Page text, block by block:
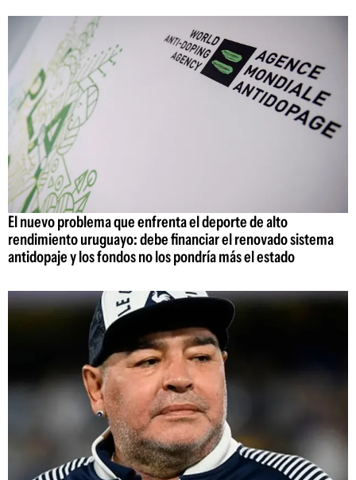
El nuevo problema que enfrenta el deporte de alto
rendimiento uruguayo: debe financiar el renovado sistema
antidopaje y los fondos no los pondría más el estado